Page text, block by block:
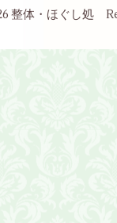
整体・ほぐし処